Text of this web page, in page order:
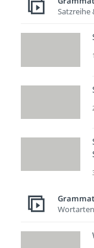
Satzreihe